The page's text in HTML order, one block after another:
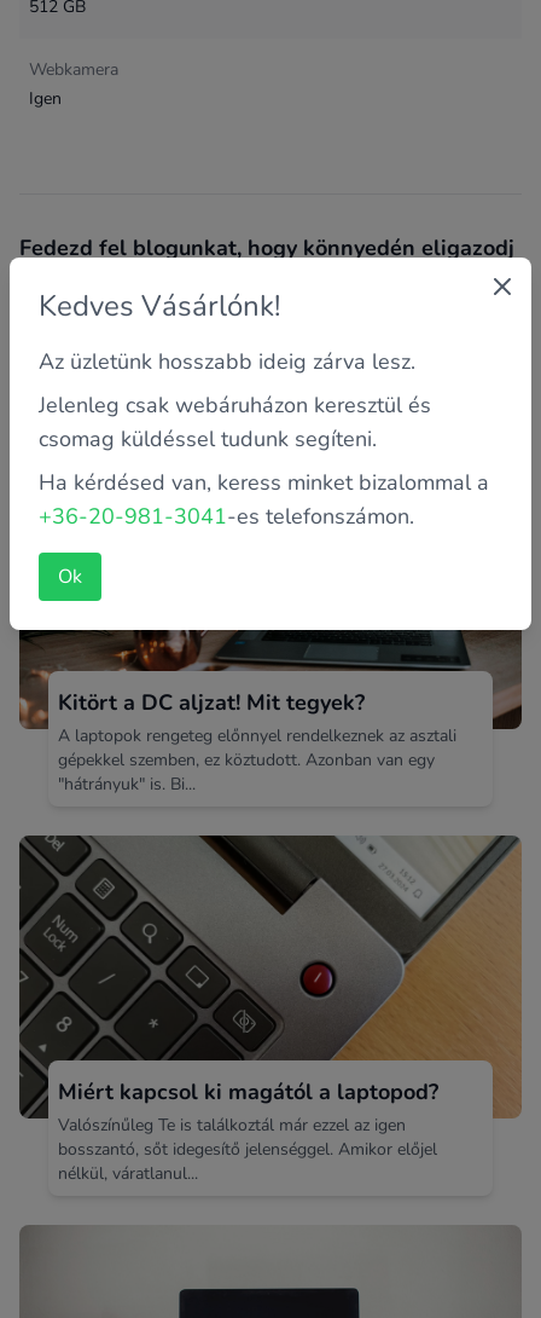
512 GB
Webkamera
Igen
Fedezd fel blogunkat, hogy könnyedén eligazodj
Alább találod a blogunk friss és érdekes cikkeinek
trükkökkel, tippekkel, útmutatókkal, hibaelhárítással és
sok más izgalmas témával foglalkozunk.
Kitört a DC aljzat! Mit tegyek?
A laptopok rengeteg előnnyel rendelkeznek az asztali
gépekkel szemben, ez köztudott. Azonban van egy
"hátrányuk" is. Bi...
Miért kapcsol ki magától a laptopod?
Valószínűleg Te is találkoztál már ezzel az igen
bosszantó, sőt idegesítő jelenséggel. Amikor előjel
nélkül, váratlanul...
Kedves Vásárlónk!
Az üzletünk hosszabb ideig zárva lesz.
Jelenleg csak webáruházon keresztül és
csomag küldéssel tudunk segíteni.
Ha kérdésed van, keress minket bizalommal a
+36-20-981-3041-es telefonszámon.
Ok